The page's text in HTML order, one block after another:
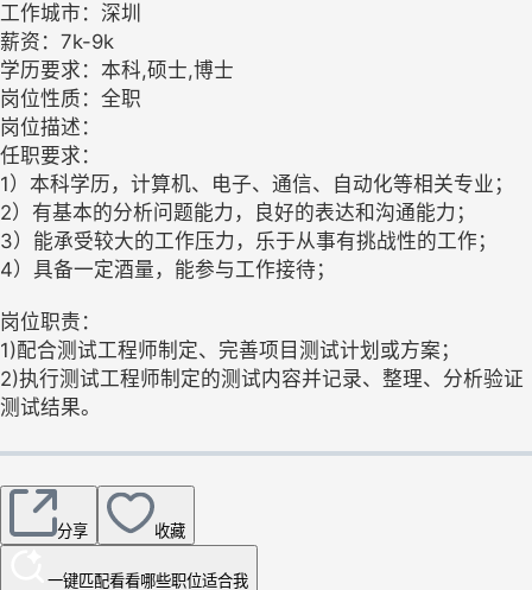
工作城市：深圳
薪资：7k-9k
学历要求：本科,硕士,博士
岗位性质：全职
岗位描述：
任职要求：
1）本科学历，计算机、电子、通信、自动化等相关专业；
2）有基本的分析问题能力，良好的表达和沟通能力；
3）能承受较大的工作压力，乐于从事有挑战性的工作；
4）具备一定酒量，能参与工作接待；
岗位职责：
1)配合测试工程师制定、完善项目测试计划或方案；
2)执行测试工程师制定的测试内容并记录、整理、分析验证
测试结果。
分享 收藏
一键匹配看看哪些职位适合我